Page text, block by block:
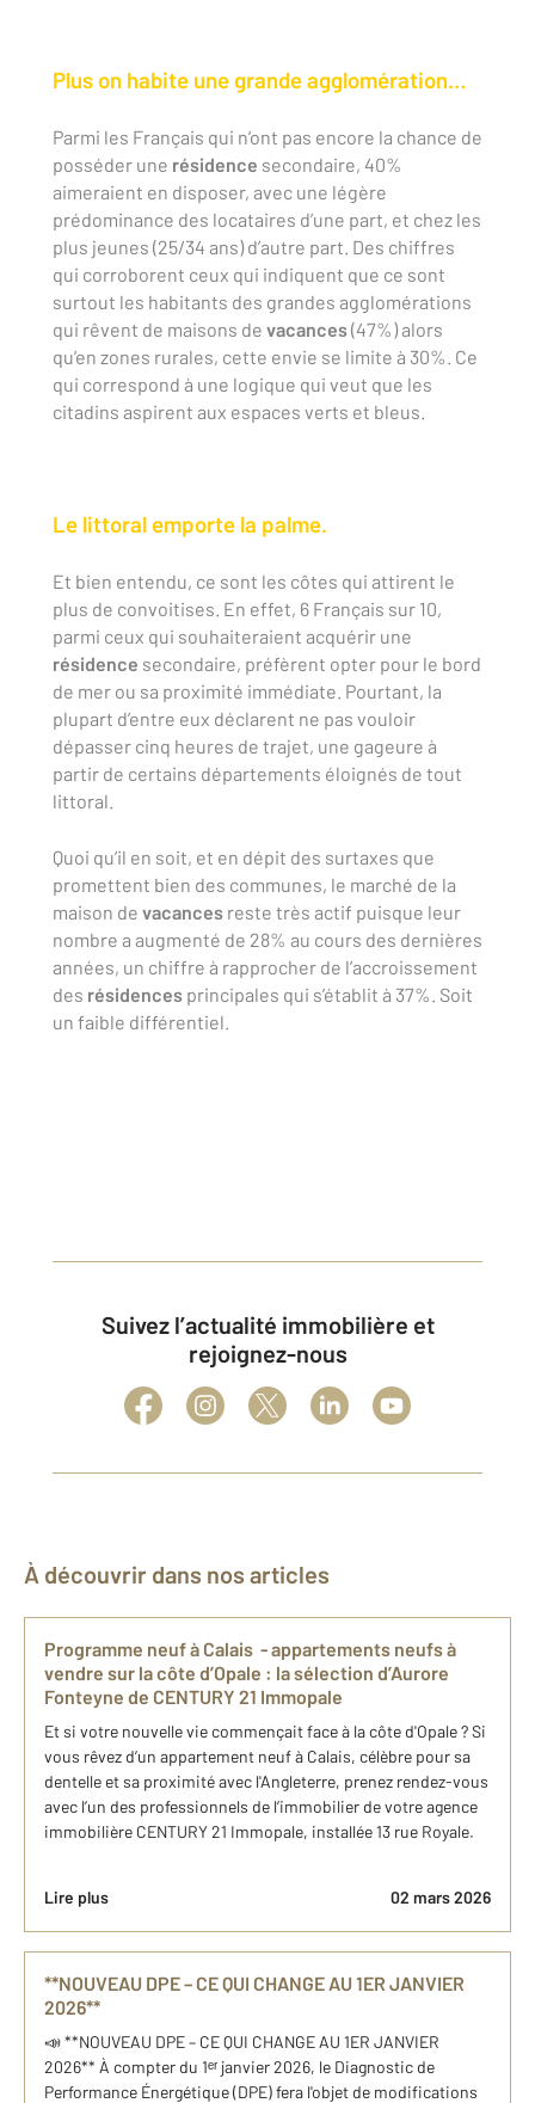
Plus on habite une grande agglomération…
Parmi les Français qui n’ont pas encore la chance de
posséder une résidence secondaire, 40%
aimeraient en disposer, avec une légère
prédominance des locataires d’une part, et chez les
plus jeunes (25/34 ans) d’autre part. Des chiffres
qui corroborent ceux qui indiquent que ce sont
surtout les habitants des grandes agglomérations
qui rêvent de maisons de vacances(47%) alors
qu’en zones rurales, cette envie se limite à 30%. Ce
qui correspond à une logique qui veut que les
citadins aspirent aux espaces verts et bleus.
Le littoral emporte la palme.
Et bien entendu, ce sont les côtes qui attirent le
plus de convoitises. En effet, 6 Français sur 10,
parmi ceux qui souhaiteraient acquérir une
résidence secondaire, préfèrent opter pour le bord
de mer ou sa proximité immédiate. Pourtant, la
plupart d’entre eux déclarent ne pas vouloir
dépasser cinq heures de trajet, une gageure à
partir de certains départements éloignés de tout
littoral.
Quoi qu’il en soit, et en dépit des surtaxes que
promettent bien des communes, le marché de la
maison de vacances reste très actif puisque leur
nombre a augmenté de 28% au cours des dernières
années, un chiffre à rapprocher de l’accroissement
des résidences principales qui s’établit à 37%. Soit
un faible différentiel.
Suivez l’actualité immobilière et
rejoignez-nous
À découvrir dans nos articles
Programme neuf à Calais ​ - appartements neufs à
vendre sur la côte d’Opale : ​la sélection d’Aurore
Fonteyne de CENTURY 21 Immopale
Et si votre nouvelle vie commençait face à la côte d'Opale ? Si
vous rêvez d’un appartement neuf à Calais, célèbre pour sa
dentelle et sa proximité avec l'Angleterre, prenez rendez-vous
avec l’un des professionnels de l’immobilier de votre agence
immobilière CENTURY 21 Immopale, installée 13 rue Royale.
Lire plus 02 mars 2026
**NOUVEAU DPE – CE QUI CHANGE AU 1ER JANVIER
2026**
📣 **NOUVEAU DPE – CE QUI CHANGE AU 1ER JANVIER
2026** À compter du 1ᵉʳ janvier 2026, le Diagnostic de
Performance Énergétique (DPE) fera l'objet de modifications